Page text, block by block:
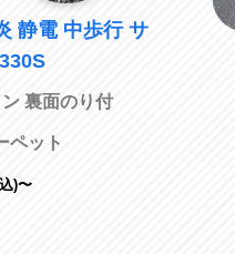
静電 中歩行 サ
裏面のり付
ペット
)〜